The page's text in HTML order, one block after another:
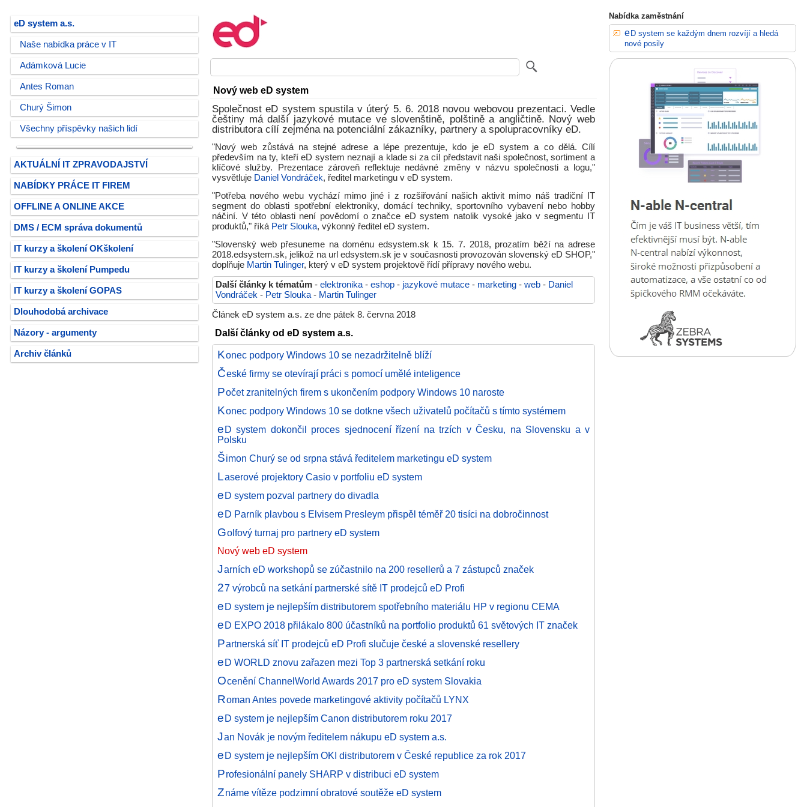
eD system a.s.
Naše nabídka práce v IT
Adámková Lucie
Antes Roman
Churý Šimon
Všechny příspěvky našich lidí
AKTUÁLNÍ IT ZPRAVODAJSTVÍ
NABÍDKY PRÁCE IT FIREM
OFFLINE A ONLINE AKCE
DMS / ECM správa dokumentů
IT kurzy a školení OKškolení
IT kurzy a školení Pumpedu
IT kurzy a školení GOPAS
Dlouhodobá archivace
Názory - argumenty
Archiv článků
Nový web eD system
Společnost eD system spustila v úterý 5. 6. 2018 novou webovou prezentaci. Vedle
češtiny má další jazykové mutace ve slovenštině, polštině a angličtině. Nový web
distributora cílí zejména na potenciální zákazníky, partnery a spolupracovníky eD.
"Nový web zůstává na stejné adrese a lépe prezentuje, kdo je eD system a co dělá. Cílí
především na ty, kteří eD system neznají a klade si za cíl představit naši společnost, sortiment a
klíčové služby. Prezentace zároveň reflektuje nedávné změny v názvu společnosti a logu,"
vysvětluje Daniel Vondráček, ředitel marketingu v eD system.
"Potřeba nového webu vychází mimo jiné i z rozšiřování našich aktivit mimo náš tradiční IT
segment do oblasti spotřební elektroniky, domácí techniky, sportovního vybavení nebo hobby
náčiní. V této oblasti není povědomí o značce eD system natolik vysoké jako v segmentu IT
produktů," říká Petr Slouka, výkonný ředitel eD system.
"Slovenský web přesuneme na doménu edsystem.sk k 15. 7. 2018, prozatím běží na adrese
2018.edsystem.sk, jelikož na url edsystem.sk je v současnosti provozován slovenský eD SHOP,"
doplňuje Martin Tulinger, který v eD system projektově řídí přípravy nového webu.
Další články k tématům - elektronika - eshop - jazykové mutace - marketing - web - Daniel
Vondráček - Petr Slouka - Martin Tulinger
Článek eD system a.s. ze dne pátek 8. června 2018
Další články od eD system a.s.
Konec podpory Windows 10 se nezadržitelně blíží
České firmy se otevírají práci s pomocí umělé inteligence
Počet zranitelných firem s ukončením podpory Windows 10 naroste
Konec podpory Windows 10 se dotkne všech uživatelů počítačů s tímto systémem
eD system dokončil proces sjednocení řízení na trzích v Česku, na Slovensku a v
Polsku
Šimon Churý se od srpna stává ředitelem marketingu eD system
Laserové projektory Casio v portfoliu eD system
eD system pozval partnery do divadla
eD Parník plavbou s Elvisem Presleym přispěl téměř 20 tisíci na dobročinnost
Golfový turnaj pro partnery eD system
Nový web eD system
Jarních eD workshopů se zúčastnilo na 200 resellerů a 7 zástupců značek
27 výrobců na setkání partnerské sítě IT prodejců eD Profi
eD system je nejlepším distributorem spotřebního materiálu HP v regionu CEMA
eD EXPO 2018 přilákalo 800 účastníků na portfolio produktů 61 světových IT značek
Partnerská síť IT prodejců eD Profi slučuje české a slovenské resellery
eD WORLD znovu zařazen mezi Top 3 partnerská setkání roku
Ocenění ChannelWorld Awards 2017 pro eD system Slovakia
Roman Antes povede marketingové aktivity počítačů LYNX
eD system je nejlepším Canon distributorem roku 2017
Jan Novák je novým ředitelem nákupu eD system a.s.
eD system je nejlepším OKI distributorem v České republice za rok 2017
Profesionální panely SHARP v distribuci eD system
Známe vítěze podzimní obratové soutěže eD system
Nabídka zaměstnání
eD system se každým dnem rozvíjí a hledá
nové posily